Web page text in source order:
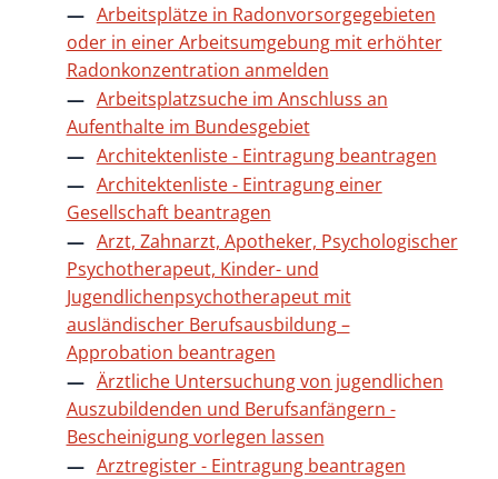
Arbeitsplätze in Radonvorsorgegebieten
oder in einer Arbeitsumgebung mit erhöhter
Radonkonzentration anmelden
Arbeitsplatzsuche im Anschluss an
Aufenthalte im Bundesgebiet
Architektenliste - Eintragung beantragen
Architektenliste - Eintragung einer
Gesellschaft beantragen
Arzt, Zahnarzt, Apotheker, Psychologischer
Psychotherapeut, Kinder- und
Jugendlichenpsychotherapeut mit
ausländischer Berufsausbildung –
Approbation beantragen
Ärztliche Untersuchung von jugendlichen
Auszubildenden und Berufsanfängern -
Bescheinigung vorlegen lassen
Arztregister - Eintragung beantragen